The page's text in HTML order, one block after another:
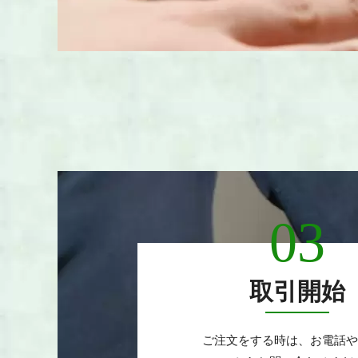
03
取引開始
ご注文をする時は、お電話